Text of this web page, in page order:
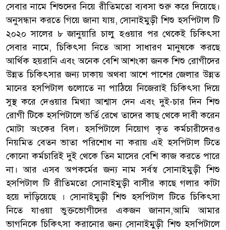
সেবার নামে শিশুদের নিয়ে রীতিমতো ব্যবসা শুরু করে দিয়েছে।
অনুসন্ধান করতে গিয়ে জানা যায়, সোনাইমুড়ী শিশু হসপিটাল টি
২০২০ সালের ৮ জানুয়ারি চালু হওয়ার পর থেকেই চিকিৎসা
সেবার নামে, চিকিৎসা নিতে আসা সাধারণ মানুষকে করছে
আর্থিক হয়রানি এবং অনেক বেশি আশংকা জনক শিশু রোগীদের
উন্নত চিকিৎসার জন্য ঢাকায় অথবা আশে পাশের জেলার উন্নত
মানের হসপিটাল গুলোতে না পাঠিয়ে নিজেরাই চিকিৎসা দিয়ে
সুস্থ করে দেওয়ার মিথ্যা আশ্বাস দেন এবং দুই-চার দিন শিশু
রোগী টিকে হসপিটালে ভর্তি রেখে তাদের কাছ থেকে দাবী করেন
মোটা অংকের বিল। হসপিটালে নিয়োগ কৃত কর্মচারীদেরও
নিয়মিত বেতন ভাতা পরিশোধ না করায় এই হসপিটাল টিতে
কোনো কর্মচারিই দুই থেকে তিন মাসের বেশি কাজ করতে পারে
না। আর এসব অপকর্মের জন্য নাম সর্বস্ব সোনাইমুড়ী শিশু
হসপিটাল টি রীতিমতো সোনাইমুড়ী বাসীর কাছে গলার কাঁটা
হয়ে দাঁড়িয়েছে । সোনাইমুড়ী শিশু হসপিটাল টিতে চিকিৎসা
নিতে যাওয়া ভুক্তভোগীদের একজন জানান,আমি আমার
ভাগনিকে চিকিৎসা করানোর জন্য সোনাইমুড়ী শিশু হসপিটালে